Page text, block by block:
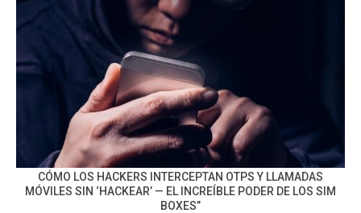
CÓMO LOS HACKERS INTERCEPTAN OTPS Y LLAMADAS
MÓVILES SIN ‘HACKEAR’ — EL INCREÍBLE PODER DE LOS SIM
BOXES”